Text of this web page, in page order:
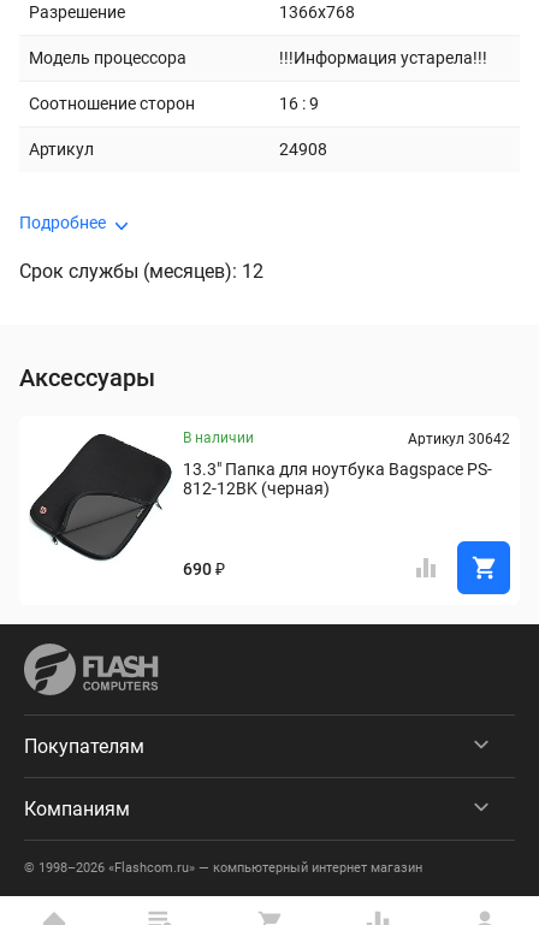
Разрешение 1366x768
Модель процессора !!!Информация устарела!!!
Соотношение сторон 16 : 9
Артикул 24908
Подробнее
Срок службы (месяцев): 12
Аксессуары
В наличии Артикул 30642
13.3" Папка для ноутбука Bagspace PS-
812-12BK (черная)
690 ₽
Покупателям
Компаниям
© 1998–2026 «Flashcom.ru» — компьютерный интернет магазин